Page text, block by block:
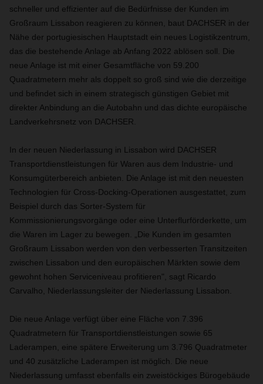
schneller und effizienter auf die Bedürfnisse der Kunden im
Großraum Lissabon reagieren zu können, baut DACHSER in der
Nähe der portugiesischen Hauptstadt ein neues Logistikzentrum
das die bestehende Anlage ab Anfang 2022 ablösen soll. Die
neue Anlage ist mit einer Gesamtfläche von 59.200
Quadratmetern mehr als doppelt so groß sind wie die derzeitige
und befindet sich in einem strategisch günstigen Gebiet mit
direkter Anbindung an die Autobahn und das dichte europäische
Landverkehrsnetz von DACHSER.
In der neuen Niederlassung in Lissabon wird DACHSER
Transportdienstleistungen für Waren aus dem Industrie- und
Konsumgüterbereich anbieten. Die Anlage ist mit den neuesten
Technologien für Cross-Docking-Operationen ausgestattet, zum
Beispiel durch das Sorter-System für
Kommissionierungsvorgänge oder eine Unterflurförderkette, um
die Waren im Lager zu bewegen. „Die Kunden im gesamten
Großraum Lissabon werden von den verbesserten Transitzeiten
zwischen Lissabon und den europäischen Märkten sowie dem
gewohnt hohen Serviceniveau profitieren", sagt Ricardo
Carvalho, Niederlassungsleiter der Niederlassung Lissabon.
Die neue Anlage verfügt über eine Fläche von 7.396
Quadratmetern für Transportdienstleistungen sowie 65
Laderampen, eine spätere Erweiterung um 3.796 Quadratmeter
und 40 zusätzliche Laderampen ist möglich. Die neue
Niederlassung umfasst ebenfalls ein zweistöckiges Bürogebäude